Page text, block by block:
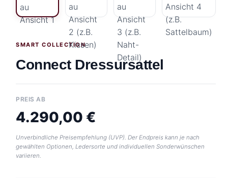
SMART COLLECTION
Connect Dressursattel
PREIS AB
4.290,00 €
Unverbindliche Preisempfehlung (UVP). Der Endpreis kann je nach
gewählten Optionen, Ledersorte und individuellen Sonderwünschen
variieren.